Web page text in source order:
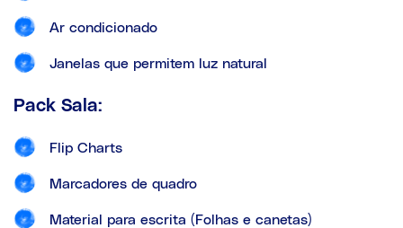
Ar condicionado
Janelas que permitem luz natural
Pack Sala:
Flip Charts
Marcadores de quadro
Material para escrita (Folhas e canetas)